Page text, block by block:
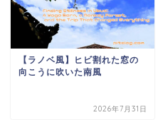
【ラノベ風】ヒビ割れた窓の
向こうに吹いた南風
2026年7月31日